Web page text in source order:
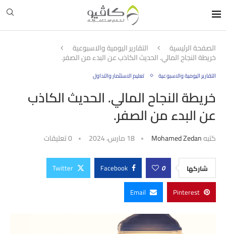
الصفحة الرئيسية التقارير اليومية والاسبوعية
خريطة النجاح المالي. الحديث الكاذب عن البدء من الصفر.
التقارير اليومية والاسبوعية تعليم الاستثمار والتداول
خريطة النجاح المالي. الحديث الكاذب
عن البدء من الصفر.
كتبهMohamed Zedan 18 مارس، 2024 0 تعليقات
شاركها 0
Facebook
Twitter
Pinterest
Email